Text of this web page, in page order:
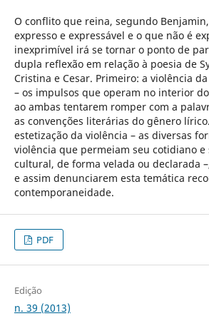
O conflito que reina, segundo
expresso e expressável e o que não é
inexprimível irá se tornar o ponto de
dupla reflexão em relação à poesia de
Cristina e Cesar. Primeiro: a violência
– os impulsos que operam no interior
ao ambas tentarem romper com a
as convenções literárias do gênero
estetização da violência – as diversas
violência que permeiam seu cotidiano e
cultural, de forma velada ou declarada
e assim denunciarem esta temática
contemporaneidade.
PDF
Edição
n. 39 (2013)